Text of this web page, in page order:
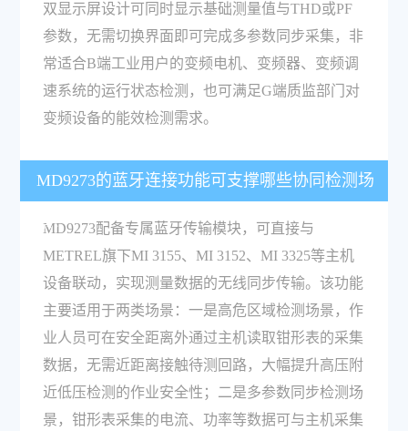
双显示屏设计可同时显示基础测量值与THD或PF
参数，无需切换界面即可完成多参数同步采集，非
常适合B端工业用户的变频电机、变频器、变频调
速系统的运行状态检测，也可满足G端质监部门对
变频设备的能效检测需求。
MD9273的蓝牙连接功能可支撑哪些协同检测场
景？
MD9273配备专属蓝牙传输模块，可直接与
METREL旗下MI 3155、MI 3152、MI 3325等主机
设备联动，实现测量数据的无线同步传输。该功能
主要适用于两类场景：一是高危区域检测场景，作
业人员可在安全距离外通过主机读取钳形表的采集
数据，无需近距离接触待测回路，大幅提升高压附
近低压检测的作业安全性；二是多参数同步检测场
景，钳形表采集的电流、功率等数据可与主机采集